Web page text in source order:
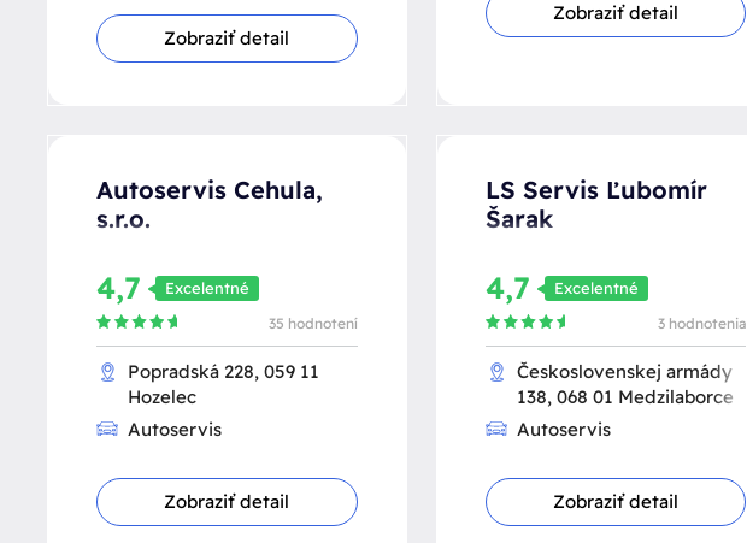
Zobraziť detail
Zobraziť detail
Autoservis Cehula,
s.r.o.
4,7 Excelentné
35 hodnotení
Popradská 228, 059 11
Hozelec
Autoservis
Zobraziť detail
LS Servis Ľubomír
Šarak
4,7 Excelentné
3 hodnotenia
Československej armády
138, 068 01 Medzilaborce
Autoservis
Zobraziť detail